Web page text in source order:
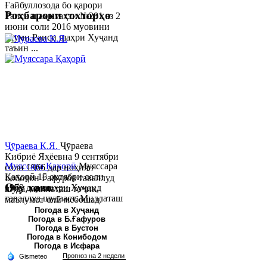
Ғайбуллозода бо қарори
Раиси шаҳр таҳти №281 аз 2
июни соли 2016 муовини
якуми Раиси шаҳри Хуҷанд
таъин ...
Муяссара ҚаҳорӣМуяссара
Қаҳорӣ 15 октябри соли
1979 дар шаҳри Хуҷанд
таваллуд шудааст. Миллаташ
тоҷик. Маълумот олӣ. Соли
2002 Донишгоҳи давлатии
Хуҷанд ба...
Роҳбарони сохторҳо
Ҷӯраева К.Я. Ҷӯраева
Кибриё Яҳёевна 9 сентябри
соли 1966 дар ноҳияи
Бобоҷон Ғафуров таваллуд
шуда, миллаташ тоҷик,
маълумот олӣ мебошад.
Соли 1997 Донишг...
Обу хаво
Погода в Хуҷанд
Погода в Б.Ғафуров
Погода в Бустон
Погода в Конибодом
Погода в Исфара